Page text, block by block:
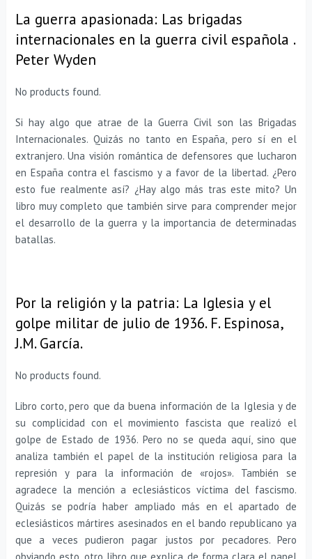
La guerra apasionada: Las brigadas
internacionales en la guerra civil española .
Peter Wyden
No products found.
Si hay algo que atrae de la Guerra Civil son las Brigadas
Internacionales. Quizás no tanto en España, pero sí en el
extranjero. Una visión romántica de defensores que lucharon
en España contra el fascismo y a favor de la libertad. ¿Pero
esto fue realmente así? ¿Hay algo más tras este mito? Un
libro muy completo que también sirve para comprender mejor
el desarrollo de la guerra y la importancia de determinadas
batallas.
Por la religión y la patria: La Iglesia y el
golpe militar de julio de 1936. F. Espinosa,
J.M. García.
No products found.
Libro corto, pero que da buena información de la Iglesia y de
su complicidad con el movimiento fascista que realizó el
golpe de Estado de 1936. Pero no se queda aquí, sino que
analiza también el papel de la institución religiosa para la
represión y para la información de «rojos». También se
agradece la mención a eclesiásticos víctima del fascismo.
Quizás se podría haber ampliado más en el apartado de
eclesiásticos mártires asesinados en el bando republicano ya
que a veces pudieron pagar justos por pecadores. Pero